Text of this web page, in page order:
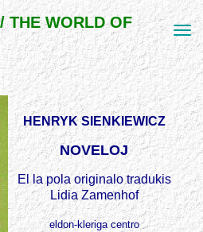
WORLD OF
HENRYK SIENKIEWICZ
NOVELOJ
El la pola originalo tradukis
Lidia Zamenhof
eldon-kleriga centro